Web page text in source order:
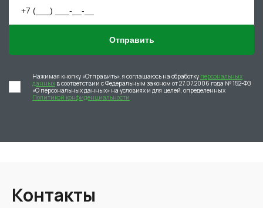
Отправить
Нажимая кнопку «Отправить», я соглашаюсь на обработку персональных
данных в соответствии с Федеральным законом от 27.07.2006 года № 152-ФЗ
«О персональных данных» на условиях и для целей, определенных
Политикой конфиденциальности
Контакты